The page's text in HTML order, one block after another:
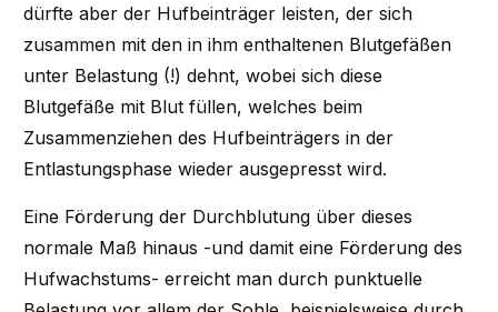
dürfte aber der Hufbeinträger leisten, der sich
zusammen mit den in ihm enthaltenen Blutgefäßen
unter Belastung (!) dehnt, wobei sich diese
Blutgefäße mit Blut füllen, welches beim
Zusammenziehen des Hufbeinträgers in der
Entlastungsphase wieder ausgepresst wird.
Eine Förderung der Durchblutung über dieses
normale Maß hinaus -und damit eine Förderung des
Hufwachstums- erreicht man durch punktuelle